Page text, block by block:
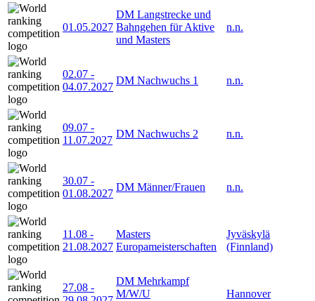
01.05.2027
DM Langstrecke und
Bahngehen für Aktive
und Masters
n.n.
02.07 -
04.07.2027
DM Nachwuchs 1 n.n.
09.07 -
11.07.2027
DM Nachwuchs 2 n.n.
30.07 -
01.08.2027
DM Männer/Frauen n.n.
11.08 -
21.08.2027
Masters
Europameisterschaften
Jyväskylä
(Finnland)
27.08 -
DM Mehrkampf
M/W/U
Hannover